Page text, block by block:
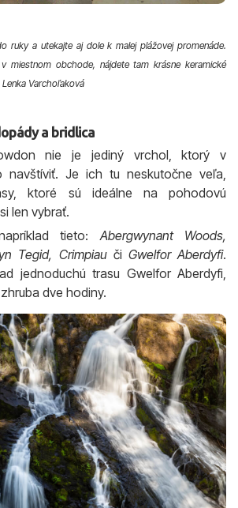
ruky a utekajte aj dole k malej plážovej promenáde.
miestnom obchode, nájdete tam krásne keramické
Varchoľaková
a bridlica
nie je jediný vrchol, ktorý v
navštíviť. Je ich tu neskutočne veľa,
ktoré sú ideálne na pohodovú
len vybrať.
tieto: Abergwynant Woods,
Tegid, Crimpiauči Gwelfor Aberdyfi.
jednoduchú trasu Gwelfor Aberdyfi,
dve hodiny.